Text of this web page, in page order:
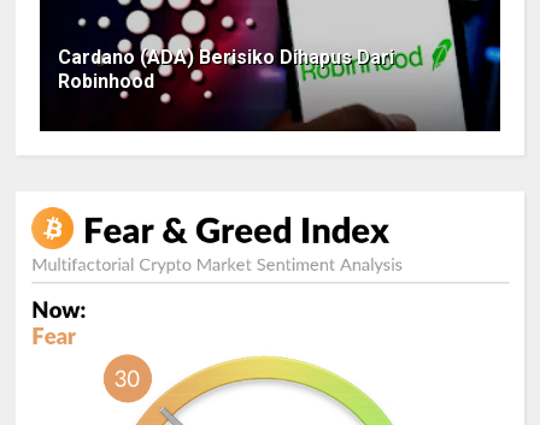
Cardano (ADA) Berisiko Dihapus Dari
Robinhood